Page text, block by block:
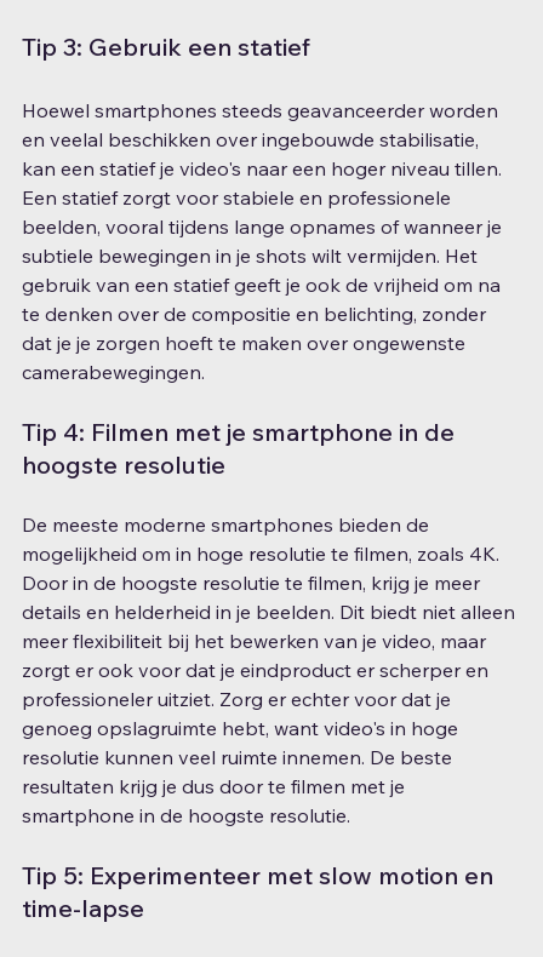
Tip 3: Gebruik een statief
Hoewel smartphones steeds geavanceerder worden
en veelal beschikken over ingebouwde stabilisatie,
kan een statief je video's naar een hoger niveau tillen.
Een statief zorgt voor stabiele en professionele
beelden, vooral tijdens lange opnames of wanneer je
subtiele bewegingen in je shots wilt vermijden. Het
gebruik van een statief geeft je ook de vrijheid om na
te denken over de compositie en belichting, zonder
dat je je zorgen hoeft te maken over ongewenste
camerabewegingen.
Tip 4: Filmen met je smartphone in de
hoogste resolutie
De meeste moderne smartphones bieden de
mogelijkheid om in hoge resolutie te filmen, zoals 4K.
Door in de hoogste resolutie te filmen, krijg je meer
details en helderheid in je beelden. Dit biedt niet alleen
meer flexibiliteit bij het bewerken van je video, maar
zorgt er ook voor dat je eindproduct er scherper en
professioneler uitziet. Zorg er echter voor dat je
genoeg opslagruimte hebt, want video's in hoge
resolutie kunnen veel ruimte innemen. De beste
resultaten krijg je dus door te filmen met je
smartphone in de hoogste resolutie.
Tip 5: Experimenteer met slow motion en
time-lapse